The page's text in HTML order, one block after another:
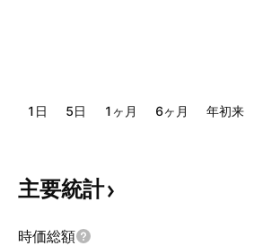
1日 5日 1ヶ月 6ヶ月 年初来
主要統計
時価総額